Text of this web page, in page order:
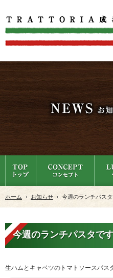
ホーム お知らせ 今週のランチパス
今週のランチパスタで
生ハムとキャベツのトマトソースパス